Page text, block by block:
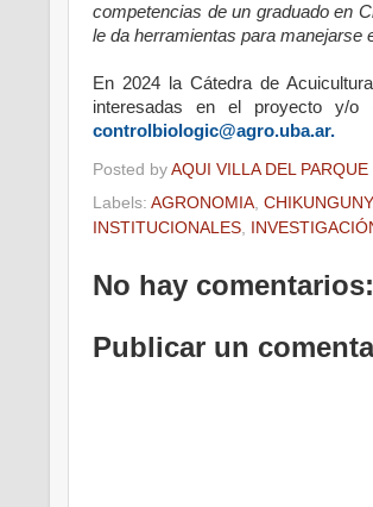
competencias de un graduado en
le da herramientas para manejarse
En 2024 la Cátedra de
interesadas en el proyecto y/
controlbiologic@agro.uba.ar.
Posted by AQUI VILLA DEL PARQUE
Labels: AGRONOMIA
INSTITUCIONALES
No hay comentarios:
Publicar un